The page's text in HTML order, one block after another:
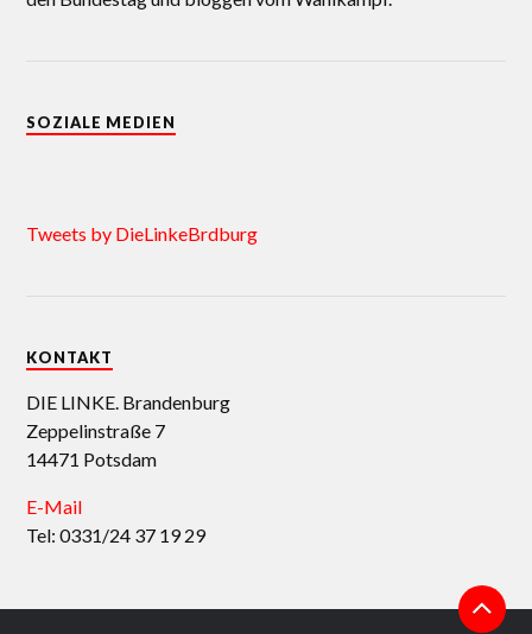
SOZIALE MEDIEN
Tweets by DieLinkeBrdburg
KONTAKT
DIE LINKE. Brandenburg
Zeppelinstraße 7
14471 Potsdam
E-Mail
Tel: 0331/24 37 19 29